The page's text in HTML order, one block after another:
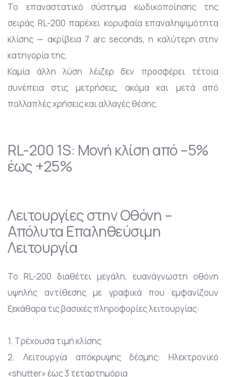
Το επαναστατικό σύστημα κωδικοποίησης της
σειράς RL-200 παρέχει κορυφαία επαναληψιμότητα
κλίσης — ακρίβεια 7 arc seconds, η καλύτερη στην
κατηγορία της.
Καμία άλλη λύση λέιζερ δεν προσφέρει τέτοια
συνέπεια στις μετρήσεις, ακόμα και μετά από
πολλαπλές χρήσεις και αλλαγές θέσης.
RL-200 1S: Μονή κλίση από –5%
έως +25%
Λειτουργίες στην Οθόνη –
Απόλυτα Επαληθεύσιμη
Λειτουργία
Το RL-200 διαθέτει μεγάλη, ευανάγνωστη οθόνη
υψηλής αντίθεσης με γραφικά που εμφανίζουν
ξεκάθαρα τις βασικές πληροφορίες λειτουργίας:
1. Τρέχουσα τιμή κλίσης
2. Λειτουργία απόκρυψης δέσμης: Ηλεκτρονικό
«shutter» έως 3 τεταρτημόρια